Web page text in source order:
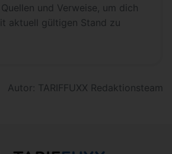
und Verweise, um dich
aktuell gültigen Stand zu
Autor: TARIFFUXX Redaktionsteam